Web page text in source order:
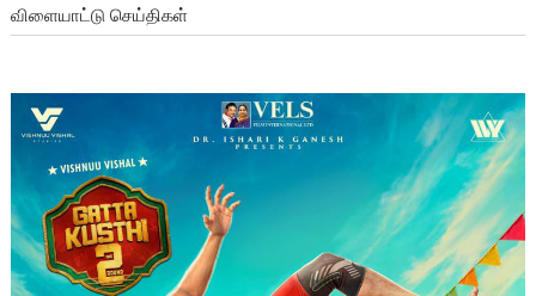
விளையாட்டு செய்திகள்